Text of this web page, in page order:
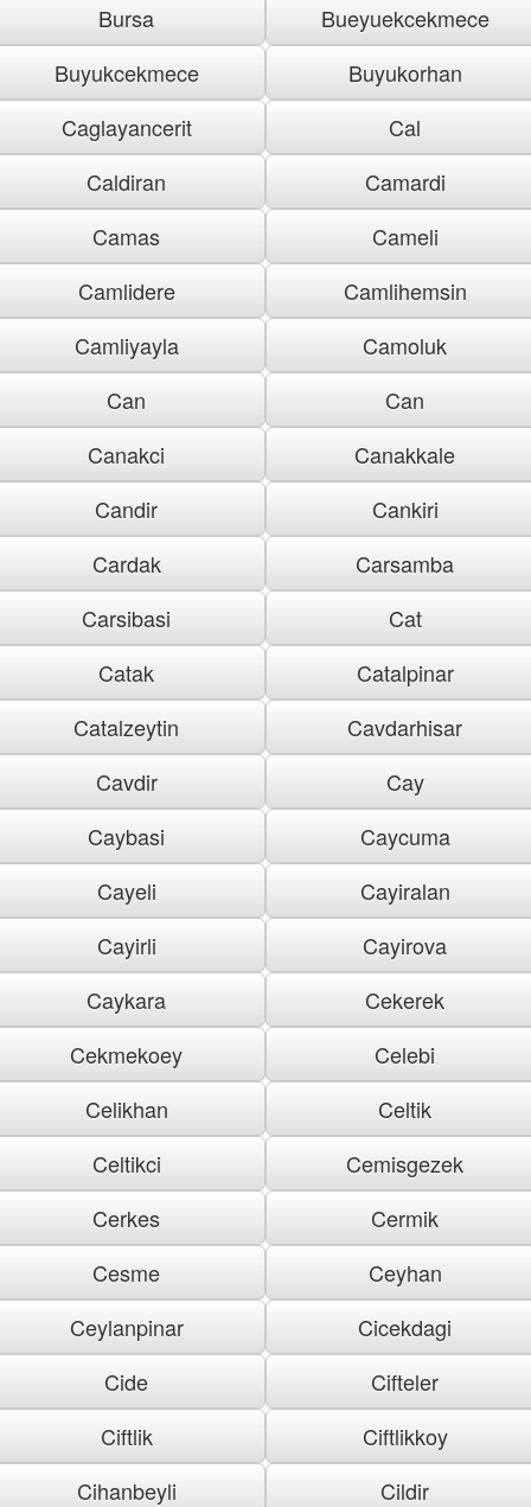
Bursa
Bueyuekcekmece
Buyukcekmece
Buyukorhan
Caglayancerit
Cal
Caldiran
Camardi
Camas
Cameli
Camlidere
Camlihemsin
Camliyayla
Camoluk
Can
Can
Canakci
Canakkale
Candir
Cankiri
Cardak
Carsamba
Carsibasi
Cat
Catak
Catalpinar
Catalzeytin
Cavdarhisar
Cavdir
Cay
Caybasi
Caycuma
Cayeli
Cayiralan
Cayirli
Cayirova
Caykara
Cekerek
Cekmekoey
Celebi
Celikhan
Celtik
Celtikci
Cemisgezek
Cerkes
Cermik
Cesme
Ceyhan
Ceylanpinar
Cicekdagi
Cide
Cifteler
Ciftlik
Ciftlikkoy
Cihanbeyli
Cildir